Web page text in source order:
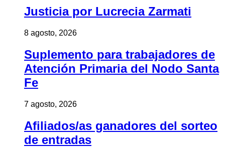
Justicia por Lucrecia Zarmati
8 agosto, 2026
Suplemento para trabajadores de
Atención Primaria del Nodo Santa
Fe
7 agosto, 2026
Afiliados/as ganadores del sorteo
de entradas